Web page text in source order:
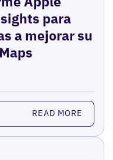
para
a mejorar su
READ MORE